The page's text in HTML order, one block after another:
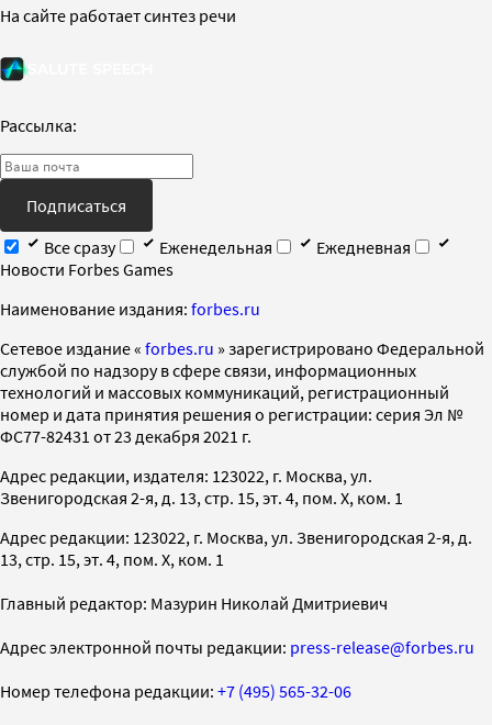
На сайте работает синтез речи
Рассылка:
Подписаться
Все сразу
Еженедельная
Ежедневная
Новости Forbes Games
Наименование издания: forbes.ru
Cетевое издание « forbes.ru » зарегистрировано Федеральной
службой по надзору в сфере связи, информационных
технологий и массовых коммуникаций, регистрационный
номер и дата принятия решения о регистрации: серия Эл №
ФС77-82431 от 23 декабря 2021 г.
Адрес редакции, издателя: 123022, г. Москва, ул.
Звенигородская 2-я, д. 13, стр. 15, эт. 4, пом. X, ком. 1
Адрес редакции: 123022, г. Москва, ул. Звенигородская 2-я, д.
13, стр. 15, эт. 4, пом. X, ком. 1
Главный редактор: Мазурин Николай Дмитриевич
Адрес электронной почты редакции: press-release@forbes.ru
Номер телефона редакции: +7 (495) 565-32-06